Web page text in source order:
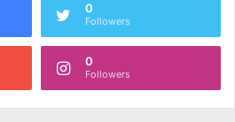
0
Followers
0
Followers